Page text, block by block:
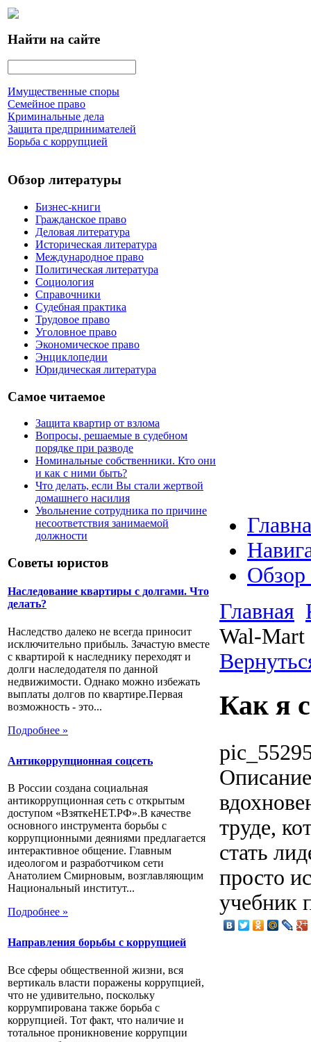
Найти на сайте
Имущественные споры
Семейное право
Криминальные дела
Защита предпринимателей
Борьба с коррупцией
Обзор литературы
Бизнес-книги
Гражданское право
Деловая литература
Историческая литература
Международное право
Политическая литература
Социология
Справочники
Судебная практика
Трудовое право
Уголовное право
Экономическое право
Энциклопедии
Юридическая литература
Самое читаемое
Защита квартир от взлома
Вопросы, решаемые в судебном
порядке при разводе
Номинальные собственники. Кто они
и как с ними быть?
Что делать, если Вы стали жертвой
домашнего насилия
Увольнение сотрудника по причине
несоответствия занимаемой
должности
Советы юристов
Наследование квартиры с долгами. Что
делать?
Наследство далеко не всегда приносит
исключительно прибыль. Зачастую вместе
с квартирой к наследнику переходят и
долги наследодателя по данной
недвижимости. Однако можно избежать
выплаты долгов по квартире.Первая
возможность - это...
Подробнее »
Антикоррупционная соцсеть
В России создана социальная
антикоррупционная сеть с открытым
доступом «ВзяткеНЕТ.РФ».В качестве
основного инструмента борьбы с
коррупционными деяниями предлагается
интерактивное общение. Главным
идеологом и разработчиком сети
Анатолием Смирновым, возглавляющим
Национальный институт...
Подробнее »
Направления борьбы с коррупцией
Все сферы общественной жизни, вся
вертикаль власти поражены коррупцией,
что не удивительно, поскольку
коррумпирована также борьба с
коррупцией. Тот факт, что наличие и
тотальное проникновение коррупции
Обзор
Главная
Wal-Mart
Как я
Описание
труде,
стать
просто
учебник